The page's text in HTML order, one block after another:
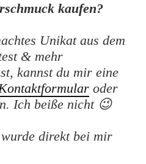
kaufen?
Unikat aus dem
& mehr
kannst du mir eine
oder
Ich beiße nicht 😉
direkt bei mir